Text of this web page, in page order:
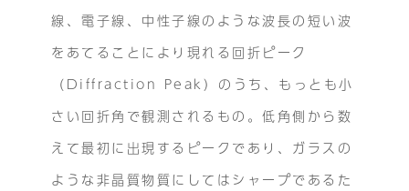
線、電子線、中性子線のような波長の短い波
をあてることにより現れる回折ピーク
（Diffraction Peak）のうち、もっとも小
さい回折角で観測されるもの。低角側から数
えて最初に出現するピークであり、ガラスの
ような非晶質物質にしてはシャープであるた